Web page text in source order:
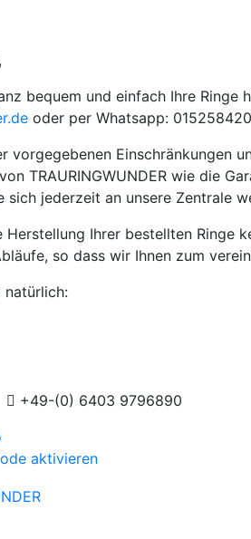
bequem und einfach Ihre
oder per Whatsapp:
vorgegebenen Einschränkungen
TRAURINGWUNDER wie die
sich jederzeit an unsere Zentrale
Ihrer bestellten Ringe
so dass wir Ihnen zum
natürlich:
+49-(0) 6403 9796890
aktivieren